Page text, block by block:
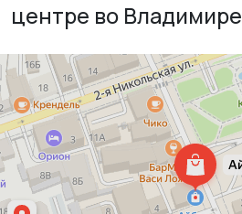
центре во Владимире